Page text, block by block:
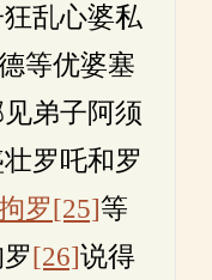
乱心婆私
等优婆塞
弟子阿须
罗吒和罗
罗[25]等
[26]说得